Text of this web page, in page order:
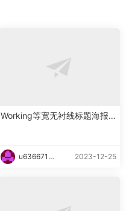
Working等宽无衬线标题海报
u6366719
2023-12-25